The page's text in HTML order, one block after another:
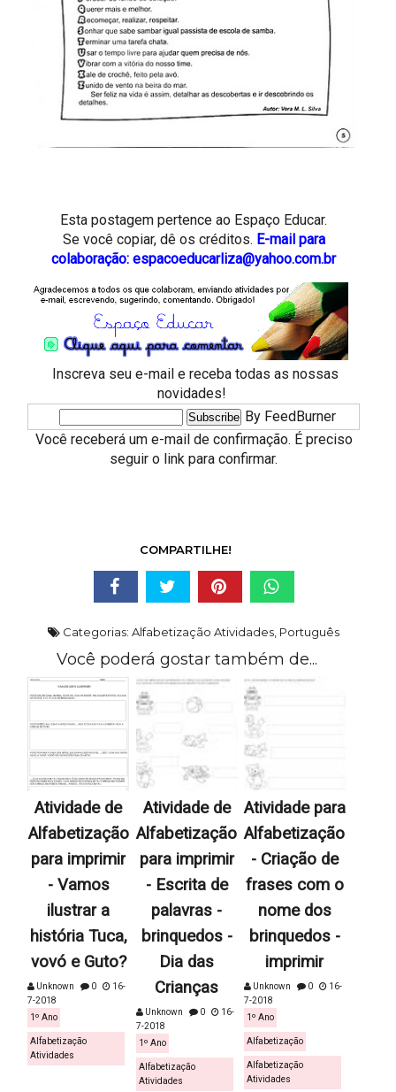
Esta postagem pertence ao Espaço Educar.
Se você copiar, dê os créditos. E-mail para
colaboração: espacoeducarliza@yahoo.com.br
Inscreva seu e-mail e receba todas as nossas
novidades!
By FeedBurner
Você receberá um e-mail de confirmação. É preciso
seguir o link para confirmar.
COMPARTILHE!
Categorias:Alfabetização Atividades Português
Você poderá gostar também de...
Atividade de
Alfabetização
para imprimir
- Vamos
ilustrar a
história Tuca,
vovó e Guto?
Unknown 0
16-
7-2018
1º Ano
Alfabetização
Atividades
Atividade de
Alfabetização
para imprimir
- Escrita de
palavras -
brinquedos -
Dia das
Crianças
Unknown 0
16-
7-2018
1º Ano
Alfabetização
Atividades
Atividade para
Alfabetização
- Criação de
frases com o
nome dos
brinquedos -
imprimir
Unknown 0
16-
7-2018
1º Ano
Alfabetização
Alfabetização
Atividades